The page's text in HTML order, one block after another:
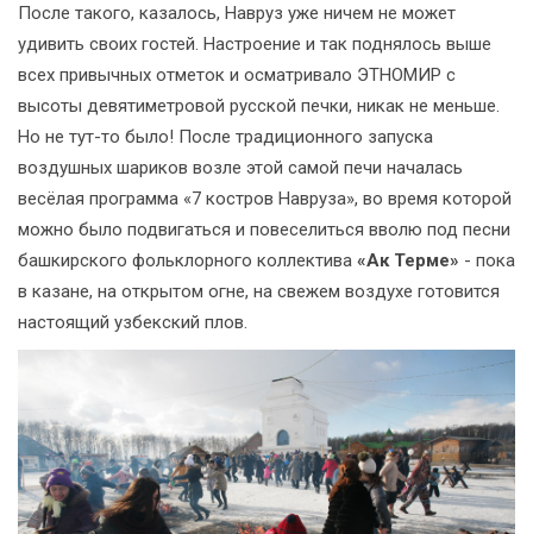
После такого, казалось, Навруз уже ничем не может
удивить своих гостей. Настроение и так поднялось выше
всех привычных отметок и осматривало ЭТНОМИР с
высоты девятиметровой русской печки, никак не меньше.
Но не тут-то было! После традиционного запуска
воздушных шариков возле этой самой печи началась
весёлая программа «7 костров Навруза», во время которой
можно было подвигаться и повеселиться вволю под песни
башкирского фольклорного коллектива «Ак Терме» - пока
в казане, на открытом огне, на свежем воздухе готовится
настоящий узбекский плов.